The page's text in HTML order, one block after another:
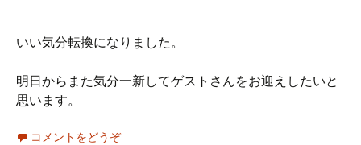
いい気分転換になりました。
明日からまた気分一新してゲストさんをお迎えしたいと
思います。
コメントをどうぞ